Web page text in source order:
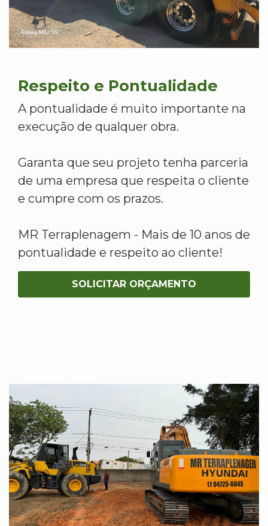
Respeito e Pontualidade
A pontualidade é muito importante na
execução de qualquer obra.
Garanta que seu projeto tenha parceria
de uma empresa que respeita o cliente
e cumpre com os prazos.
MR Terraplenagem - Mais de 10 anos de
pontualidade e respeito ao cliente!
SOLICITAR ORÇAMENTO